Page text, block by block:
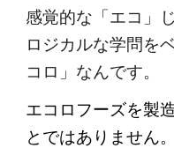
感覚的な「エコ」
ロジカルな学問を
コロ」なんです。
エコロフーズを製
とではありません。